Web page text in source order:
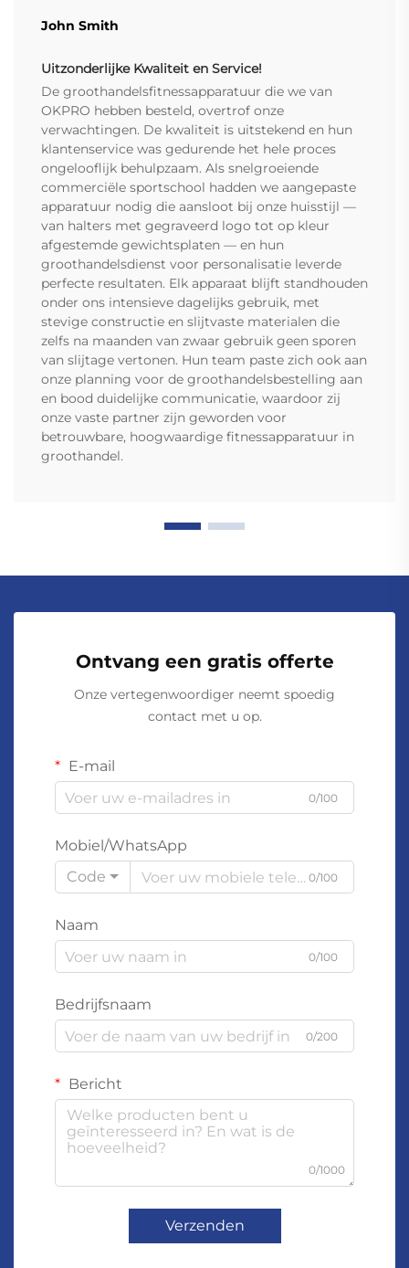
John Smith
Uitzonderlijke Kwaliteit en Service!
De groothandelsfitnessapparatuur die we van
OKPRO hebben besteld, overtrof onze
verwachtingen. De kwaliteit is uitstekend en hun
klantenservice was gedurende het hele proces
ongelooflijk behulpzaam. Als snelgroeiende
commerciële sportschool hadden we aangepaste
apparatuur nodig die aansloot bij onze huisstijl —
van halters met gegraveerd logo tot op kleur
afgestemde gewichtsplaten — en hun
groothandelsdienst voor personalisatie leverde
perfecte resultaten. Elk apparaat blijft standhouden
onder ons intensieve dagelijks gebruik, met
stevige constructie en slijtvaste materialen die
zelfs na maanden van zwaar gebruik geen sporen
van slijtage vertonen. Hun team paste zich ook aan
onze planning voor de groothandelsbestelling aan
en bood duidelijke communicatie, waardoor zij
onze vaste partner zijn geworden voor
betrouwbare, hoogwaardige fitnessapparatuur in
groothandel.
Ontvang een gratis offerte
Onze vertegenwoordiger neemt spoedig
contact met u op.
E-mail
0/100
Mobiel/WhatsApp
Code
0/100
Naam
0/100
Bedrijfsnaam
0/200
Bericht
0/1000
Verzenden